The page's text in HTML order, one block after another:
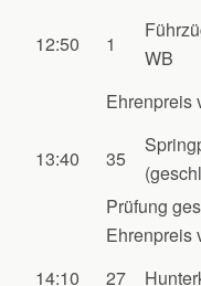
12:50 1
WB
Ehrenpreis
13:40 35
Prüfung
Ehrenpreis
14:10
27